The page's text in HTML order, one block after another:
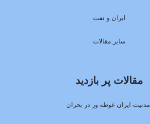
ایران و نفت
سایر مقالات
مقالات پر بازدید
مدنیت ایران غوطه ور در بحران